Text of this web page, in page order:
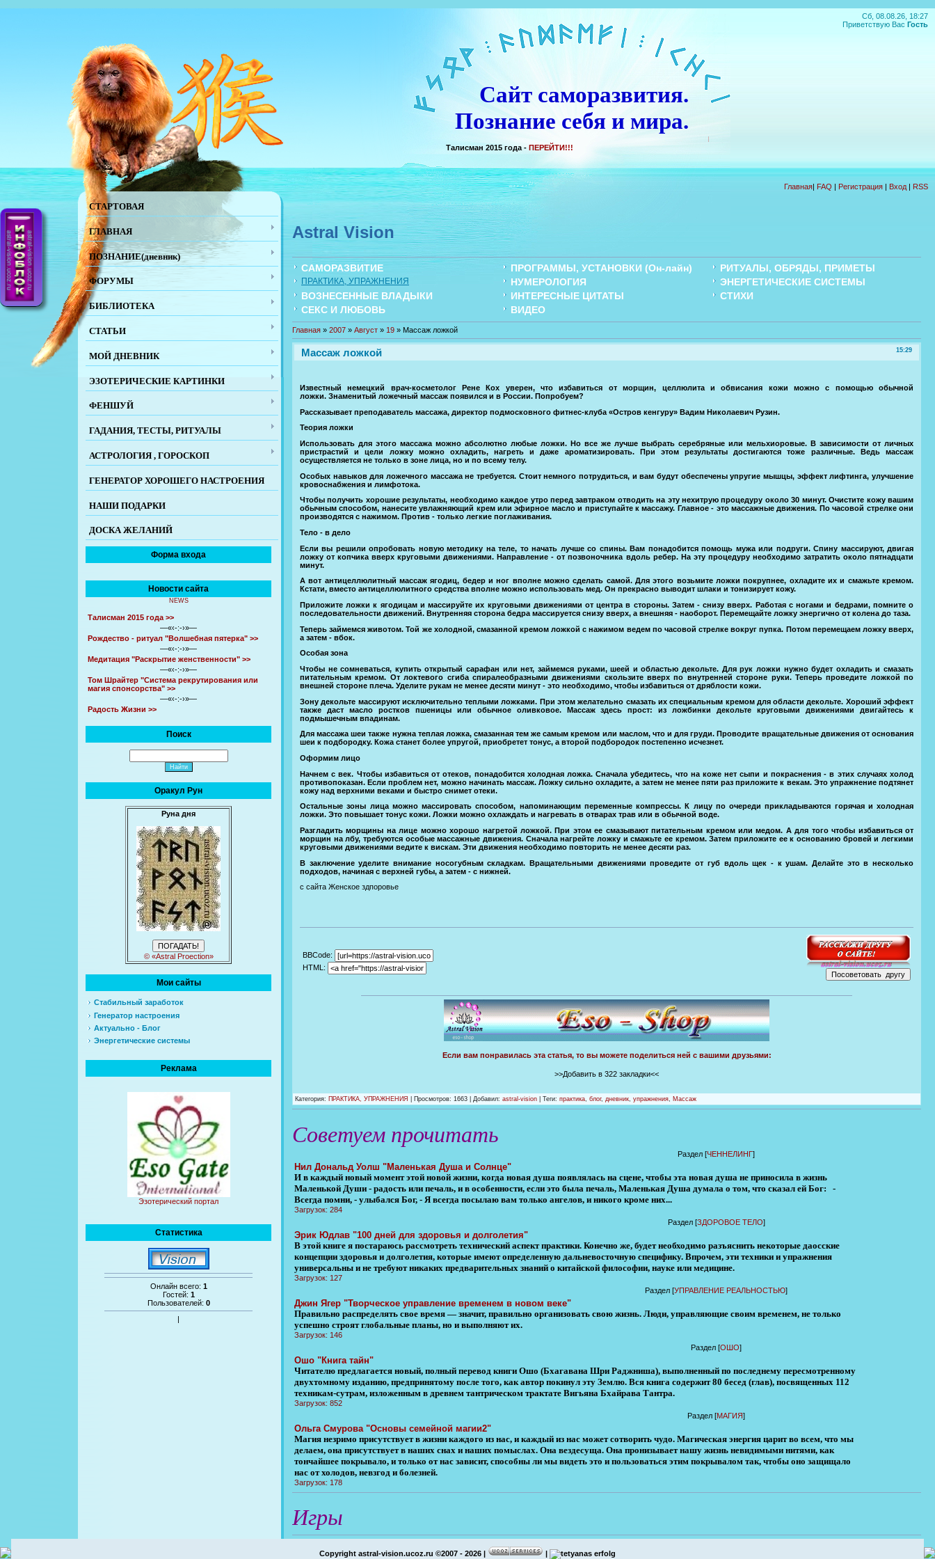
Сб, 08.08.26, 18:27
Приветствую Вас Гость
Сайт саморазвития.
Познание себя и мира.
Р
Талисман 2015 года - ПЕРЕЙТИ!!!
Главная| FAQ | Регистрация | Вход | RSS
СТАРТОВАЯ
ГЛАВНАЯ
ПОЗНАНИЕ(дневник)
ФОРУМЫ
БИБЛИОТЕКА
СТАТЬИ
МОЙ ДНЕВНИК
ЭЗОТЕРИЧЕСКИЕ КАРТИНКИ
ФЕНШУЙ
ГАДАНИЯ, ТЕСТЫ, РИТУАЛЫ
АСТРОЛОГИЯ , ГОРОСКОП
ГЕНЕРАТОР ХОРОШЕГО НАСТРОЕНИЯ
НАШИ ПОДАРКИ
ДОСКА ЖЕЛАНИЙ
Форма входа
Новости сайта
NEWS
Талисман 2015 года >>
—«‹-:-›»—
Рождество - ритуал "Волшебная пятерка" >>
—«‹-:-›»—
Медитация "Раскрытие женственности" >>
—«‹-:-›»—
Том Шрайтер "Система рекрутирования или
магия спонсорства" >>
—«‹-:-›»—
Радость Жизни >>
Поиск
Оракул Рун
Руна дня
© «Astral Proection»
Мои сайты
Стабильный заработок
Генератор настроения
Актуально - Блог
Энергетические системы
Реклама
Эзотерический портал
Статистика
Онлайн всего: 1
Гостей: 1
Пользователей: 0
Astral Vision
САМОРАЗВИТИЕ ПРОГРАММЫ, УСТАНОВКИ (Он-лайн) РИТУАЛЫ, ОБРЯДЫ, ПРИМЕТЫ
ПРАКТИКА, УПРАЖНЕНИЯ НУМЕРОЛОГИЯ
ЭНЕРГЕТИЧЕСКИЕ СИСТЕМЫ
ВОЗНЕСЕННЫЕ ВЛАДЫКИ
ИНТЕРЕСНЫЕ ЦИТАТЫ
СТИХИ
СЕКС И ЛЮБОВЬ
ВИДЕО
Главная » 2007 » Август » 19 » Массаж ложкой
15:29
Массаж ложкой
Известный немецкий врач-косметолог Рене Кох уверен, что избавиться от морщин, целлюлита и обвисания кожи можно с помощью обычной
ложки. Знаменитый ложечный массаж появился и в России. Попробуем?
Рассказывает преподаватель массажа, директор подмосковного фитнес-клуба «Остров кенгуру» Вадим Николаевич Рузин.
Теория ложки
Использовать для этого массажа можно абсолютно любые ложки. Но все же лучше выбрать серебряные или мельхиоровые. В зависимости от личных
пристрастий и цели ложку можно охладить, нагреть и даже ароматизировать. При этом результаты достигаются тоже различные. Ведь массаж
осуществляется не только в зоне лица, но и по всему телу.
Особых навыков для ложечного массажа не требуется. Стоит немного потрудиться, и вам будут обеспечены упругие мышцы, эффект лифтинга, улучшение
кровоснабжения и лимфотока.
Чтобы получить хорошие результаты, необходимо каждое утро перед завтраком отводить на эту нехитрую процедуру около 30 минут. Очистите кожу вашим
обычным способом, нанесите увлажняющий крем или эфирное масло и приступайте к массажу. Главное - это массажные движения. По часовой стрелке они
производятся с нажимом. Против - только легкие поглаживания.
Тело - в дело
Если вы решили опробовать новую методику на теле, то начать лучше со спины. Вам понадобится помощь мужа или подруги. Спину массируют, двигая
ложку от копчика вверх круговыми движениями. Направление - от позвоночника вдоль ребер. На эту процедуру необходимо затратить около пятнадцати
минут.
А вот антицеллюлитный массаж ягодиц, бедер и ног вполне можно сделать самой. Для этого возьмите ложки покрупнее, охладите их и смажьте кремом.
Кстати, вместо антицеллюлитного средства вполне можно использовать мед. Он прекрасно выводит шлаки и тонизирует кожу.
Приложите ложки к ягодицам и массируйте их круговыми движениями от центра в стороны. Затем - снизу вверх. Работая с ногами и бедрами, помните о
последовательности движений. Внутренняя сторона бедра массируется снизу вверх, а внешняя - наоборот. Перемещайте ложку энергично от колена до таза.
Теперь займемся животом. Той же холодной, смазанной кремом ложкой с нажимом ведем по часовой стрелке вокруг пупка. Потом перемещаем ложку вверх,
а затем - вбок.
Особая зона
Чтобы не сомневаться, купить открытый сарафан или нет, займемся руками, шеей и областью декольте. Для рук ложки нужно будет охладить и смазать
питательным кремом. От локтевого сгиба спиралеобразными движениями скользите вверх по внутренней стороне руки. Теперь проведите ложкой по
внешней стороне плеча. Уделите рукам не менее десяти минут - это необходимо, чтобы избавиться от дряблости кожи.
Зону декольте массируют исключительно теплыми ложками. При этом желательно смазать их специальным кремом для области декольте. Хороший эффект
также даст масло ростков пшеницы или обычное оливковое. Массаж здесь прост: из ложбинки декольте круговыми движениями двигайтесь к
подмышечным впадинам.
Для массажа шеи также нужна теплая ложка, смазанная тем же самым кремом или маслом, что и для груди. Проводите вращательные движения от основания
шеи к подбородку. Кожа станет более упругой, приобретет тонус, а второй подбородок постепенно исчезнет.
Оформим лицо
Начнем с век. Чтобы избавиться от отеков, понадобится холодная ложка. Сначала убедитесь, что на коже нет сыпи и покраснения - в этих случаях холод
противопоказан. Если проблем нет, можно начинать массаж. Ложку сильно охладите, а затем не менее пяти раз приложите к векам. Это упражнение подтянет
кожу над верхними веками и быстро снимет отеки.
Остальные зоны лица можно массировать способом, напоминающим переменные компрессы. К лицу по очереди прикладываются горячая и холодная
ложки. Это повышает тонус кожи. Ложки можно охлаждать и нагревать в отварах трав или в обычной воде.
Разгладить морщины на лице можно хорошо нагретой ложкой. При этом ее смазывают питательным кремом или медом. А для того чтобы избавиться от
морщин на лбу, требуются особые массажные движения. Сначала нагрейте ложку и смажьте ее кремом. Затем приложите ее к основанию бровей и легкими
круговыми движениями ведите к вискам. Эти движения необходимо повторить не менее десяти раз.
В заключение уделите внимание носогубным складкам. Вращательными движениями проведите от губ вдоль щек - к ушам. Делайте это в несколько
подходов, начиная с верхней губы, а затем - с нижней.
с сайта Женское здпоровье
BBCode:
HTML:
Если вам понравилась эта статья, то вы можете поделиться ней с вашими друзьями:
>>Добавить в 322 закладки<<
Категория: ПРАКТИКА, УПРАЖНЕНИЯ Просмотров: 1663 | Добавил: astral-vision | Теги: практика, блог, дневник, упражнения, Массаж
Советуем прочитать
Раздел [ЧЕННЕЛИНГ]
Нил Дональд Уолш "Маленькая Душа и Солнце"
И в каждый новый момент этой новой жизни, когда новая душа появлялась на сцене, чтобы эта новая душа не приносила в жизнь
Маленькой Души - радость или печаль, и в особенности, если это была печаль, Маленькая Душа думала о том, что сказал ей Бог: -
Всегда помни, - улыбался Бог, - Я всегда посылаю вам только ангелов, и никого кроме них...
Загрузок: 284
Раздел [ЗДОРОВОЕ ТЕЛО]
Эрик Юдлав "100 дней для здоровья и долголетия"
В этой книге я постараюсь рассмотреть технический аспект практики. Конечно же, будет необходимо разъяснить некоторые даосские
концепции здоровья и долголетия, которые имеют определенную дальневосточную специфику. Впрочем, эти техники и упражнения
универсальны и не требуют никаких предварительных знаний о китайской философии, науке или медицине.
Загрузок: 127
Раздел [УПРАВЛЕНИЕ РЕАЛЬНОСТЬЮ]
Джин Ягер "Творческое управление временем в новом веке"
Правильно распределять свое время — значит, правильно организовать свою жизнь. Люди, управляющие своим временем, не только
успешно строят глобальные планы, но и выполняют их.
Загрузок: 146
Раздел [ОШО]
Ошо "Книга тайн"
Читателю предлагается новый, полный перевод книги Ошо (Бхагавана Шри Раджниша), выполненный по по­следнему пересмотренному
двухтомному изданию, пред­принятому после того, как автор покинул эту Землю. Вся книга содержит 80 бесед (глав), посвященных 112
техни­кам-сутрам, изложенным в древнем тантрическом тракта­те Вигьяна Бхайрава Тантра.
Загрузок: 852
Раздел [МАГИЯ]
Ольга Смурова "Основы семейной магии2"
Магия незримо присутствует в жизни каждого из нас, и каждый из нас может сотворить чудо. Магическая энергия царит во всем, что мы
делаем, она присутствует в наших снах и наших помыслах. Она вездесуща. Она пронизывает нашу жизнь невидимыми нитями, как
тончайшее покрывало, и только от нас зависит, способны ли мы видеть это и пользоваться этим покрывалом так, чтобы оно защищало
нас от холодов, невзгод и болезней.
Загрузок: 178
Игры
Copyright astral-vision.ucoz.ru ©2007 - 2026 | |